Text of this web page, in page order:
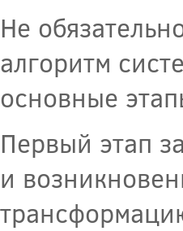
Не
алгоритм
основные
Первый этап
и